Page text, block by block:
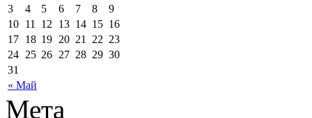
« Май
3
4 5 6 7 8
9
10 11 12 13 14 15 16
17 18 19 20 21 22 23
24 25 26 27 28 29 30
31
Мета